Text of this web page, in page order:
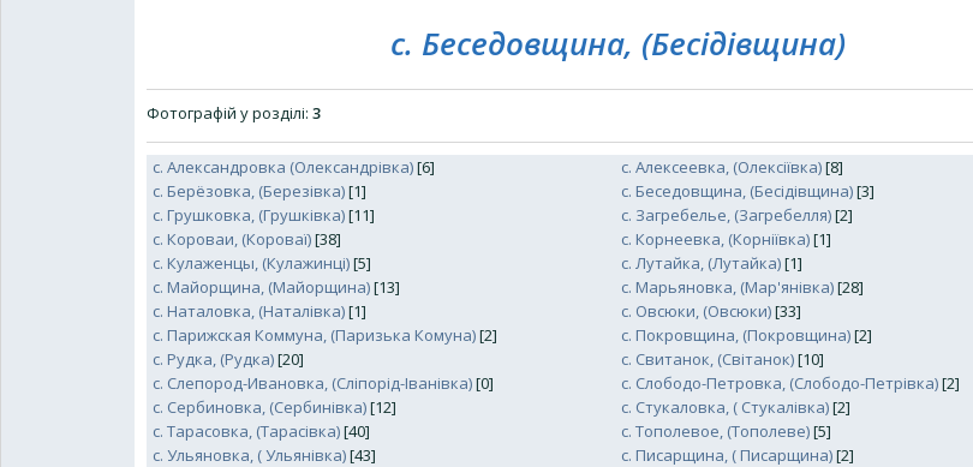
с. Беседовщина, (Бесідівщина)
Фотографій у розділі: 3
с. Александровка (Олександрівка)[6] с. Алексеевка, (Олексіївка)[8]
с. Берёзовка, (Березівка)[1] с. Беседовщина, (Бесідівщина)[3]
с. Грушковка, (Грушківка)[11] с. Загребелье, (Загребелля)[2]
с. Короваи, (Короваї)[38] с. Корнеевка, (Корніївка)[1]
с. Кулаженцы, (Кулажинці)[5] с. Лутайка, (Лутайка)[1]
с. Майорщина, (Майорщина)[13] с. Марьяновка, (Мар'янівка)[28]
с. Наталовка, (Наталівка)[1] с. Овсюки, (Овсюки)[33]
с. Парижская Коммуна, (Паризька Комуна)[2] с. Покровщина, (Покровщина)[2]
с. Рудка, (Рудка)[20] с. Свитанок, (Світанок)[10]
с. Слепород-Ивановка, (Сліпорід-Іванівка)[0] с. Слободо-Петровка, (Слободо-Петрівка)[2]
с. Сербиновка, (Сербинівка)[12] с. Стукаловка, ( Стукалівка)[2]
с. Тарасовка, (Тарасівка)[40] c. Тополевое, (Тополеве)[5]
с. Ульяновка, ( Ульянівка)[43] с. Писарщина, ( Писарщина)[2]